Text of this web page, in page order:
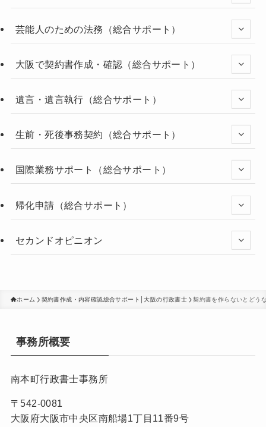
芸能人のための法務（総合サポート）
大阪で契約書作成・確認（総合サポート）
遺言・遺言執行（総合サポート）
生前・死後事務契約（総合サポート）
国際業務サポート（総合サポート）
帰化申請（総合サポート）
セカンドオピニオン
ホーム 契約書作成・内容確認総合サポート│大阪の行政書士 契約書を作らないとどう
事務所概要
南本町行政書士事務所
〒542-0081
大阪府大阪市中央区南船場1丁目11番9号